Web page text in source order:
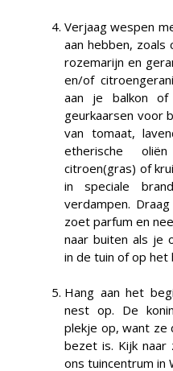
Verjaag wespen
aan hebben, zoals
rozemarijn en
en/of
aan je balkon of
geurkaarsen voor
van tomaat,
etherische
citroen(gras) of
in speciale
verdampen.
zoet parfum en
naar buiten als je
in de tuin of op het
Hang aan het
nest op. De
plekje op, want ze
bezet is. Kijk naar
ons tuincentrum in